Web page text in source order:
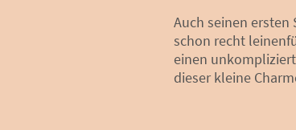
Auch seinen ersten
schon recht
einen
dieser kleine